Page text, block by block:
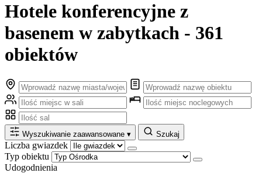
Hotele konferencyjne z
basenem w zabytkach - 361
obiektów
Wyszukiwanie zaawansowane ▾ Szukaj
Liczba gwiazdek
Typ obiektu
Udogodnienia